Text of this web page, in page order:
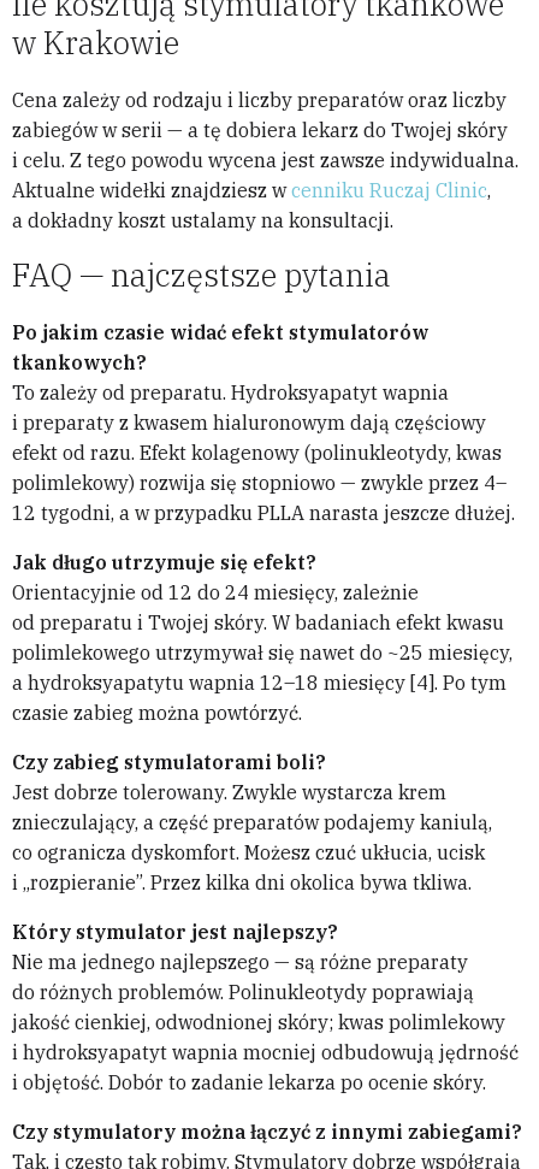
w Krakowie
Cena zależy od rodzaju i liczby preparatów oraz liczby
zabiegów w serii — a tę dobiera lekarz do Twojej skóry
i celu. Z tego powodu wycena jest zawsze indywidualna.
Aktualne widełki znajdziesz wcenniku Ruczaj Clinic,
a dokładny koszt ustalamy na konsultacji.
FAQ — najczęstsze pytania
Po jakim czasie widać efekt stymulatorów
tkankowych?
To zależy od preparatu. Hydroksyapatyt wapnia
i preparaty z kwasem hialuronowym dają częściowy
efekt od razu. Efekt kolagenowy (polinukleotydy, kwas
polimlekowy) rozwija się stopniowo — zwykle przez 4–
12 tygodni, a w przypadku PLLA narasta jeszcze dłużej.
Jak długo utrzymuje się efekt?
Orientacyjnie od 12 do 24 miesięcy, zależnie
od preparatu i Twojej skóry. W badaniach efekt kwasu
polimlekowego utrzymywał się nawet do ~25 miesięcy,
a hydroksyapatytu wapnia 12–18 miesięcy [4]. Po tym
czasie zabieg można powtórzyć.
Czy zabieg stymulatorami boli?
Jest dobrze tolerowany. Zwykle wystarcza krem
znieczulający, a część preparatów podajemy kaniulą,
co ogranicza dyskomfort. Możesz czuć ukłucia, ucisk
i „rozpieranie”. Przez kilka dni okolica bywa tkliwa.
Który stymulator jest najlepszy?
Nie ma jednego najlepszego — są różne preparaty
do różnych problemów. Polinukleotydy poprawiają
jakość cienkiej, odwodnionej skóry; kwas polimlekowy
i hydroksyapatyt wapnia mocniej odbudowują jędrność
i objętość. Dobór to zadanie lekarza po ocenie skóry.
Czy stymulatory można łączyć z innymi zabiegami?
Tak, i często tak robimy. Stymulatory dobrze współgrają